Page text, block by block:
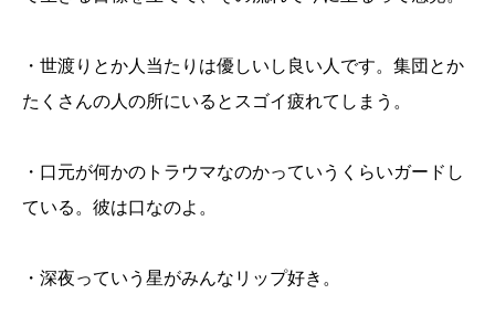
・世渡りとか人当たりは優しいし良い人です。集団とか
たくさんの人の所にいるとスゴイ疲れてしまう。
・口元が何かのトラウマなのかっていうくらいガードし
ている。彼は口なのよ。
・深夜っていう星がみんなリップ好き。